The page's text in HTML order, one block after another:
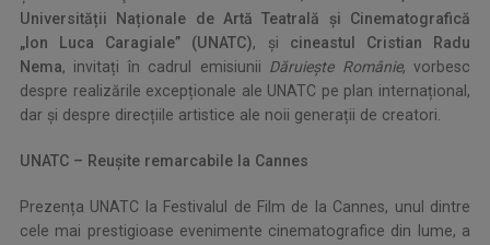
Universității Naționale de Artă Teatrală și Cinematografică
„Ion Luca Caragiale” (UNATC), și cineastul Cristian Radu
Nema, invitați în cadrul emisiunii Dăruiește Românie, vorbesc
despre realizările excepționale ale UNATC pe plan internațional,
dar și despre direcțiile artistice ale noii generații de creatori.
UNATC – Reușite remarcabile la Cannes
Prezența UNATC la Festivalul de Film de la Cannes, unul dintre
cele mai prestigioase evenimente cinematografice din lume, a